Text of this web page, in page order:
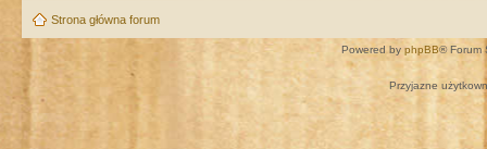
Strona główna forum
Powered by phpBB® Forum
Przyjazne